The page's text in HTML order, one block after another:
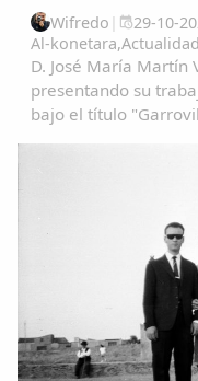
Wifredo | 29-10-
Al-konetara,
D. José María Martín
presentando su
bajo el título